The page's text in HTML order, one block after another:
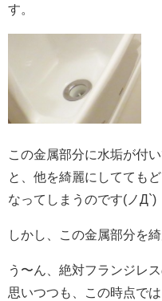
す。
この金属部分に水垢が付
と、他を綺麗にしてても
なってしまうのです(ノД`)
しかし、この金属部分を
う〜ん、絶対フランジレ
思いつつも、この時点で